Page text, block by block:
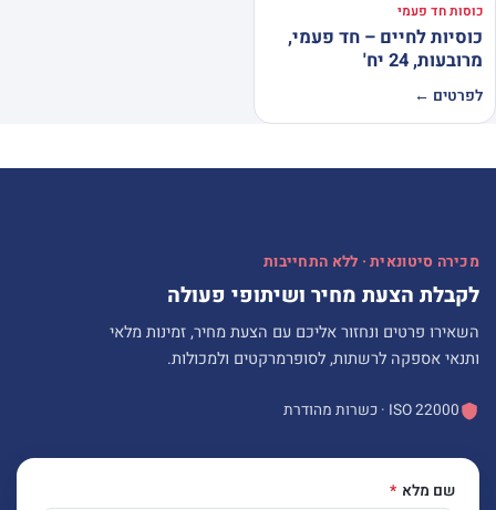
כוסות חד פעמי
כוסיות לחיים – חד פעמי,
מרובעות, 24 יח'
לפרטים ←
מכירה סיטונאית · ללא התחייבות
לקבלת הצעת מחיר ושיתופי פעולה
השאירו פרטים ונחזור אליכם עם הצעת מחיר, זמינות מלאי
ותנאי אספקה לרשתות, לסופרמרקטים ולמכולות.
ISO 22000 · כשרות מהודרת
שם מלא